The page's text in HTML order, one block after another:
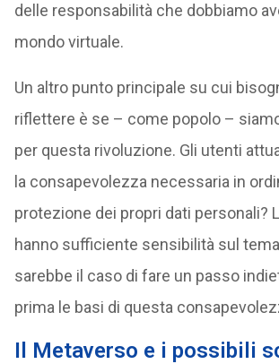
delle responsabilità che dobbiamo
mondo virtuale.
Un altro punto principale su cui
riflettere è se – come popolo –
per questa rivoluzione. Gli utenti
la consapevolezza necessaria in
protezione dei propri dati personali?
hanno sufficiente sensibilità sul
sarebbe il caso di fare un passo
prima le basi di questa
Il Metaverso e i possibili